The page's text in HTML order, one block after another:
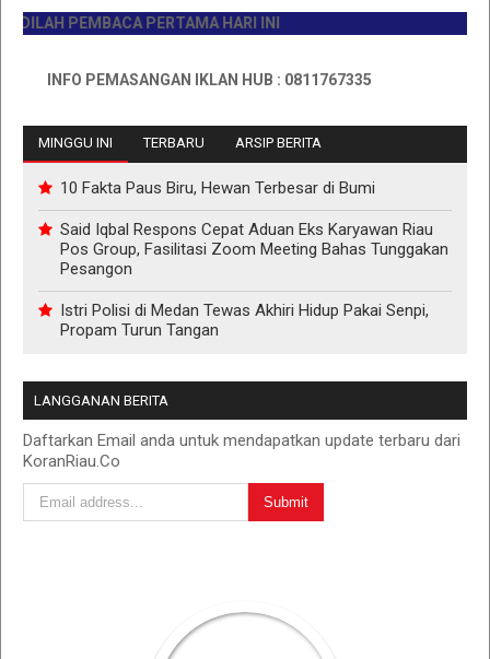
PEMBACA PERTAMA HARI INI
INFO PEMASANGAN IKLAN HUB : 0811767335
MINGGU INI TERBARU ARSIP BERITA
10 Fakta Paus Biru, Hewan Terbesar di Bumi
Said Iqbal Respons Cepat Aduan Eks Karyawan Riau
Pos Group, Fasilitasi Zoom Meeting Bahas Tunggakan
Pesangon
Istri Polisi di Medan Tewas Akhiri Hidup Pakai Senpi,
Propam Turun Tangan
LANGGANAN BERITA
Daftarkan Email anda untuk mendapatkan update terbaru dari
KoranRiau.Co